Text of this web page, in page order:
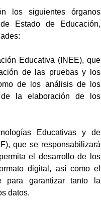
los siguientes órganos
Estado de Educación,
Educativa (INEE), que
de las pruebas y los
de los análisis de los
la elaboración de los
Educativas y de
que se responsabilizará
el desarrollo de los
digital, así como el
para garantizar tanto la
datos.